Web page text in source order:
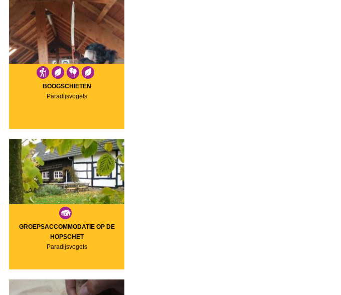
BOOGSCHIETEN
Paradijsvogels
GROEPSACCOMMODATIE OP DE
HOPSCHET
Paradijsvogels